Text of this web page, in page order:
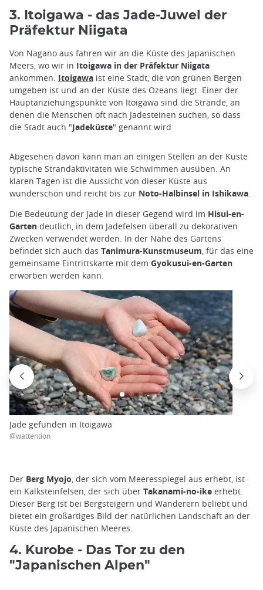
3. Itoigawa - das Jade-Juwel der
Präfektur Niigata
Von Nagano aus fahren wir an die Küste des Japanischen
Meers, wo wir in Itoigawa in der Präfektur Niigata
ankommen. Itoigawa ist eine Stadt, die von grünen Bergen
umgeben ist und an der Küste des Ozeans liegt. Einer der
Hauptanziehungspunkte von Itoigawa sind die Strände, an
denen die Menschen oft nach Jadesteinen suchen, so dass
die Stadt auch "Jadeküste" genannt wird
Abgesehen davon kann man an einigen Stellen an der Küste
typische Strandaktivitäten wie Schwimmen ausüben. An
klaren Tagen ist die Aussicht von dieser Küste aus
wunderschön und reicht bis zur Noto-Halbinsel in Ishikawa.
Die Bedeutung der Jade in dieser Gegend wird im Hisui-en-
Garten deutlich, in dem Jadefelsen überall zu dekorativen
Zwecken verwendet werden. In der Nähe des Gartens
befindet sich auch das Tanimura-Kunstmuseum, für das eine
gemeinsame Eintrittskarte mit dem Gyokusui-en-Garten
erworben werden kann.
Jade gefunden in Itoigawa
@wattention
Der Berg Myojo , der sich vom Meeresspiegel aus erhebt, ist
ein Kalksteinfelsen, der sich über Takanami-no-ike erhebt.
Dieser Berg ist bei Bergsteigern und Wanderern beliebt und
bietet ein großartiges Bild der natürlichen Landschaft an der
Küste des Japanischen Meeres.
4. Kurobe - Das Tor zu den
"Japanischen Alpen"